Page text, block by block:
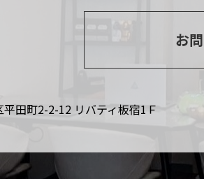
お
田町2-2-12 リバティ板宿1Ｆ